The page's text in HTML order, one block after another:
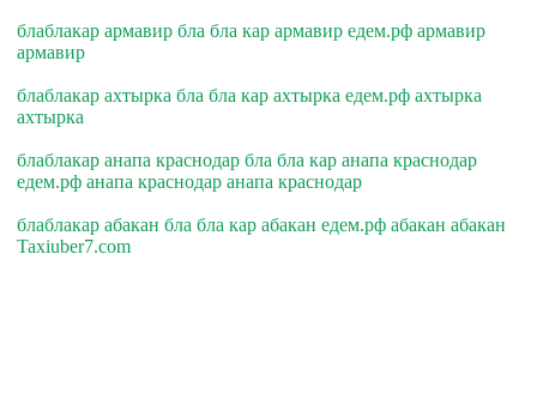
блаблакар армавир бла бла кар армавир едем.рф армавир
армавир
блаблакар ахтырка бла бла кар ахтырка едем.рф ахтырка
ахтырка
блаблакар анапа краснодар бла бла кар анапа краснодар
едем.рф анапа краснодар анапа краснодар
блаблакар абакан бла бла кар абакан едем.рф абакан абакан
Taxiuber7.com